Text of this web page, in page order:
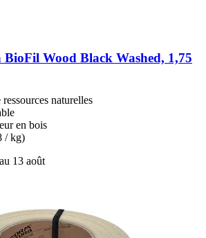
BioFil Wood Black Washed, 1,75
ressources naturelles
en bois
/ kg)
13 août